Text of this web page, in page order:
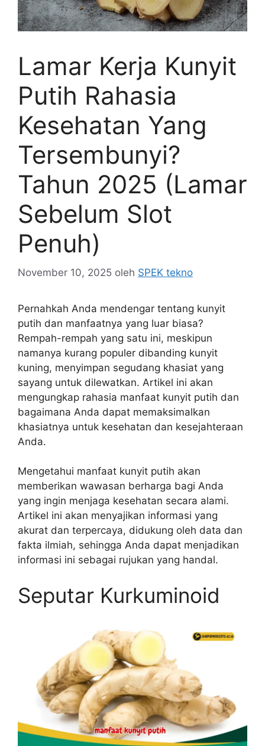
Lamar Kerja Kunyit
Putih Rahasia
Kesehatan Yang
Tersembunyi?
Tahun 2025 (Lamar
Sebelum Slot
Penuh)
November 10, 2025 oleh SPEK tekno
Pernahkah Anda mendengar tentang kunyit
putih dan manfaatnya yang luar biasa?
Rempah-rempah yang satu ini, meskipun
namanya kurang populer dibanding kunyit
kuning, menyimpan segudang khasiat yang
sayang untuk dilewatkan. Artikel ini akan
mengungkap rahasia manfaat kunyit putih dan
bagaimana Anda dapat memaksimalkan
khasiatnya untuk kesehatan dan kesejahteraan
Anda.
Mengetahui manfaat kunyit putih akan
memberikan wawasan berharga bagi Anda
yang ingin menjaga kesehatan secara alami.
Artikel ini akan menyajikan informasi yang
akurat dan terpercaya, didukung oleh data dan
fakta ilmiah, sehingga Anda dapat menjadikan
informasi ini sebagai rujukan yang handal.
Seputar Kurkuminoid